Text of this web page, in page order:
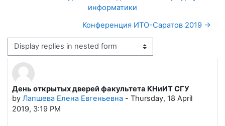
информатики
Конференция ИТО-Саратов 2019 →
Display mode
День открытых дверей факультета КНиИТ СГУ
by Лапшева Елена Евгеньевна - Thursday, 18 April
2019, 3:19 PM
Number of replies: 0